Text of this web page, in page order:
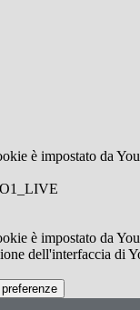
è impostato da
è impostato da
dell'interfaccia di